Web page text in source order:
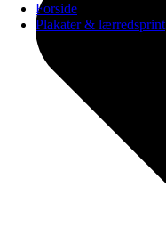
Forside
Plakater & lærredsprint